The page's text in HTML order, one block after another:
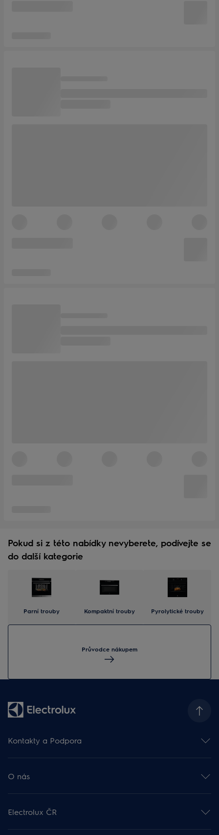
Pokud si z této nabídky nevyberete, podívejte se
do další kategorie
Parní trouby Kompaktní trouby Pyrolytické trouby
Průvodce nákupem
Kontakty a Podpora
Odběr newsletteru
Facebook 🡕
Instagram 🡕
TikTok 🡕
Rady a návody
O nás
Finanční informace 🡕
Udržitelnost 🡕
Práce v Electroluxu 🡕
Electrolux ČR